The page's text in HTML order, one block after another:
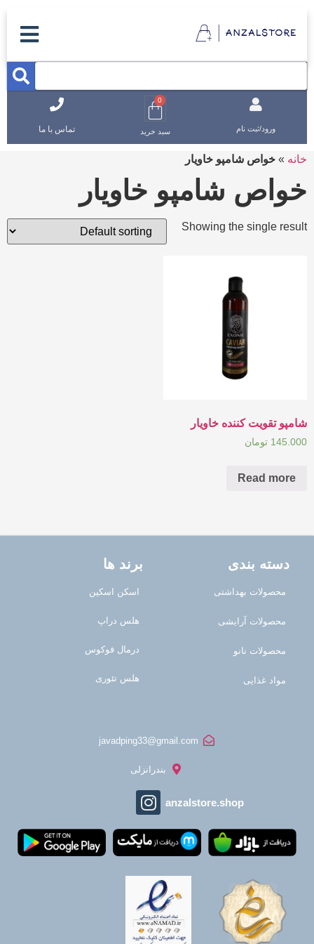
ورود/ثبت نام
0
سبد خرید تماس با ما
خانه » خواص شامپو خاویار
خواص شامپو خاویار
Showing the single result
شامپو تقویت کننده خاویار
145.000 تومان
Read more
دسته بندی
محصولات بهداشتی
محصولات آرایشی
محصولات نانو
مواد غذایی
برند ها
اسکن اسکین
هلس دراپ
درمال فوکوس
هلس تئوری
javadping33@gmail.com
بندرانزلی
anzalstore.shop